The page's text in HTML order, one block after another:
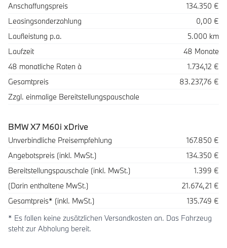
SpezifikationWert
Anschaffungspreis
134.350 €
Leasingsonderzahlung
0,00 €
Laufleistung p.a.
5.000 km
Laufzeit
48 Monate
48 monatliche Raten à
1.734,12 €
Gesamtpreis
83.237,76 €
Zzgl. einmalige Bereitstellungspauschale
BMW X7 M60i xDrive
Beschreibung Betrag
Unverbindliche Preisempfehlung
167.850 €
Angebotspreis (inkl. MwSt.)
134.350 €
Bereitstellungspauschale (inkl. MwSt.)
1.399 €
(Darin enthaltene MwSt.)
21.674,21 €
Gesamtpreis* (inkl. MwSt.)
135.749 €
* Es fallen keine zusätzlichen Versandkosten an. Das Fahrzeug
steht zur Abholung bereit.